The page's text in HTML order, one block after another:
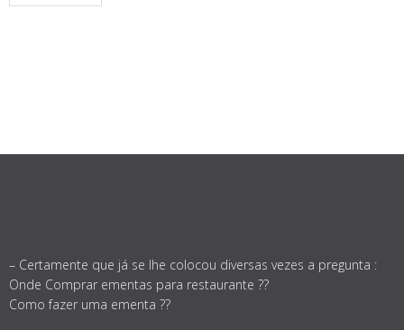
– Certamente que já se lhe colocou diversas vezes a pregunta :
Onde Comprar ementas para restaurante ??
Como fazer uma ementa ??